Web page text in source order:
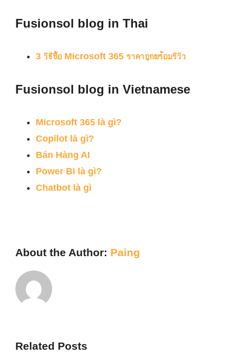
Fusionsol blog in Thai
3 วิธีซื้อ Microsoft 365 ราคาถูกพร้อมรีวิว
Fusionsol blog in Vietnamese
Microsoft 365 là gì?
Copilot là gì?
Bán Hàng AI
Power BI là gì?
Chatbot là gì
About the Author: Paing
Related Posts